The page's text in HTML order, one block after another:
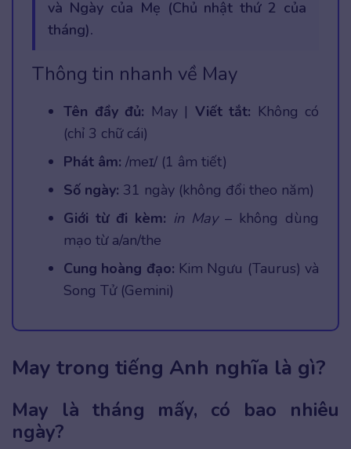
và Ngày của Mẹ (Chủ nhật thứ 2 của
tháng).
Thông tin nhanh về May
Tên đầy đủ: May | Viết tắt: Không có
(chỉ 3 chữ cái)
Phát âm: /meɪ/ (1 âm tiết)
Số ngày: 31 ngày (không đổi theo năm)
Giới từ đi kèm: in May– không dùng
mạo từ a/an/the
Cung hoàng đạo: Kim Ngưu (Taurus) và
Song Tử (Gemini)
May trong tiếng Anh nghĩa là gì?
May là tháng mấy, có bao nhiêu
ngày?